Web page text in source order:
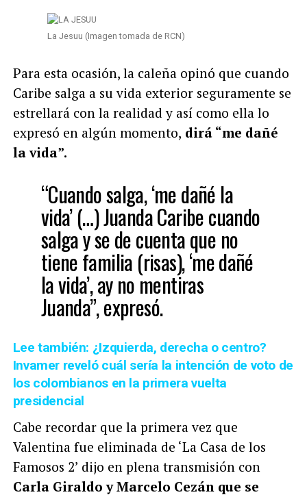
La Jesuu (Imagen tomada de RCN)
Para esta ocasión, la caleña opinó que cuando
Caribe salga a su vida exterior seguramente se
estrellará con la realidad y así como ella lo
expresó en algún momento, dirá “me dañé
la vida”.
“Cuando salga, ‘me dañé la
vida’ (…) Juanda Caribe cuando
salga y se de cuenta que no
tiene familia (risas), ‘me dañé
la vida’, ay no mentiras
Juanda”, expresó.
Lee también: ¿Izquierda, derecha o centro?
Invamer reveló cuál sería la intención de voto de
los colombianos en la primera vuelta
presidencial
Cabe recordar que la primera vez que
Valentina fue eliminada de ‘La Casa de los
Famosos 2’ dijo en plena transmisión con
Carla Giraldo y Marcelo Cezán que se